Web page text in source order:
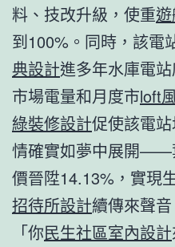
料、技改升級，使重
到100%。同時，該電
典設計進多年水庫電
市場電量和月度市loft
綠裝修設計促使該電
情確實如夢中展開——
價晉陞14.13%，實現
招待所設計續傳來聲音
「你民生社區室內設計